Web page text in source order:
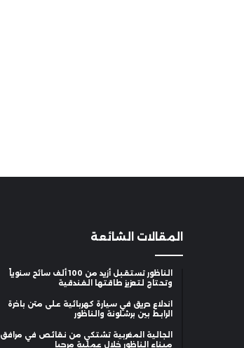
المقالات الشائعة
الناظور تستقبل أزيد من 100 ألف سائح سنوياً
وتحتاج لتعزيز طاقتها الفندقية
اندلاع حريق في سيارة كهربائية على متن باخرة
الرابط بين برشلونة والناظور
الجالية المغربية تشتكي من نقائص في مرافق
ميناء الناظور خلال عملية مرحبا